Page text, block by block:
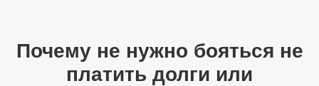
Почему не нужно бояться не
платить долги или